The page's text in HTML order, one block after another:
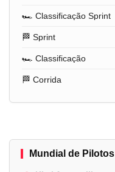
🏎️ Classificação Sprint
🏁 Sprint
🏎️ Classificação
🏁 Corrida
Mundial de Pilotos